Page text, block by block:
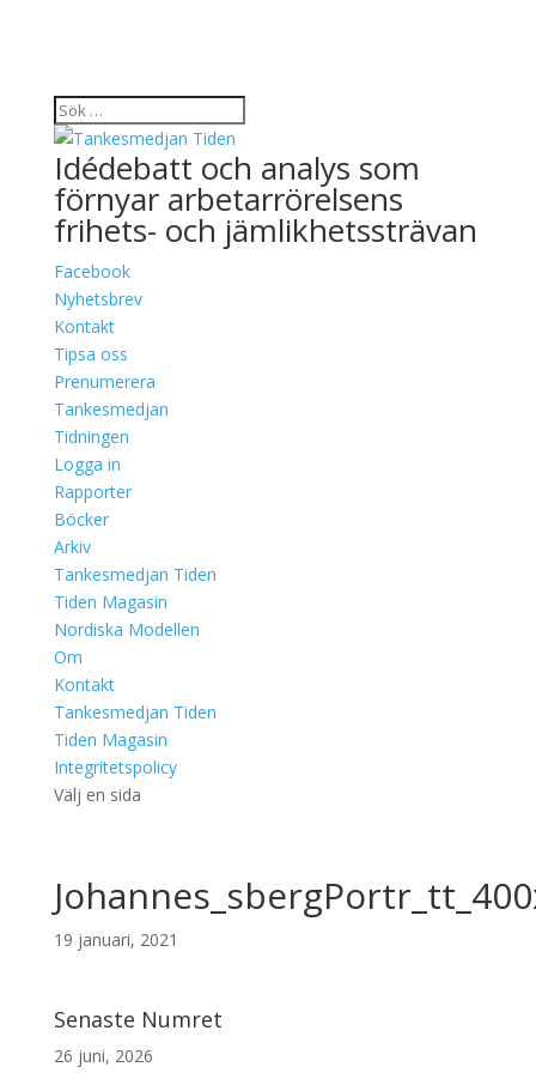
Idédebatt och analys som
förnyar arbetarrörelsens
frihets- och jämlikhetssträvan
Facebook
Nyhetsbrev
Kontakt
Tipsa oss
Prenumerera
Tankesmedjan
Tidningen
Logga in
Rapporter
Böcker
Arkiv
Tankesmedjan Tiden
Tiden Magasin
Nordiska Modellen
Om
Kontakt
Tankesmedjan Tiden
Tiden Magasin
Integritetspolicy
Välj en sida
19 januari, 2021
Senaste Numret
26 juni, 2026